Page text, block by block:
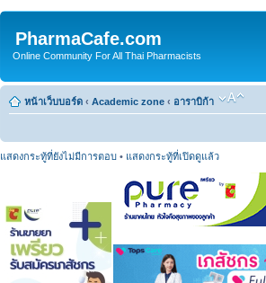
PharmaCafe.com
Online Community For All Thai Pharmacists
หน้าเว็บบอร์ด ‹ Academic zone ‹ อาราบิก้า
แสดงกระทู้ที่ยังไม่มีการตอบ • แสดงกระทู้ที่เปิดดูแล้ว